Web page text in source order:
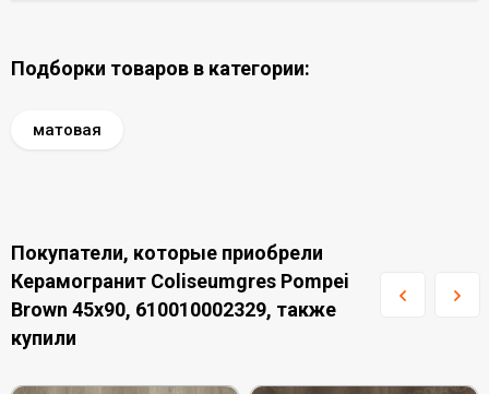
Подборки товаров в категории:
матовая
Покупатели, которые приобрели
Керамогранит Coliseumgres Pompei
Brown 45x90, 610010002329, также
купили